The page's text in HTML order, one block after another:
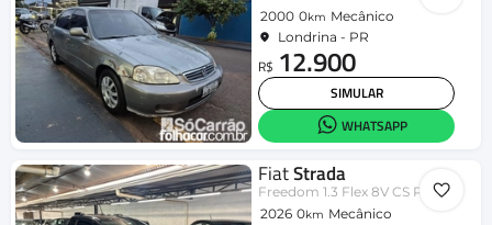
2000 0km Mecânico
Londrina - PR
R$ 12.900
SIMULAR
WHATSAPP
FiatStrada
Freedom 1.3 Flex 8V CS Plus
2026 0km Mecânico